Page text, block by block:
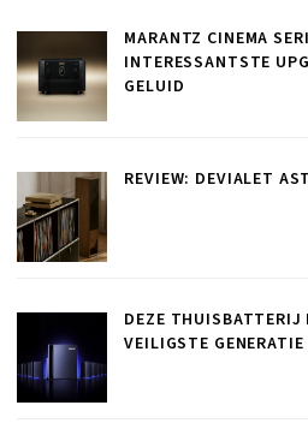
MARANTZ CINEMA
INTERESSANTSTE
GELUID
REVIEW: DEVIALET
DEZE THUISBATTERIJ
VEILIGSTE